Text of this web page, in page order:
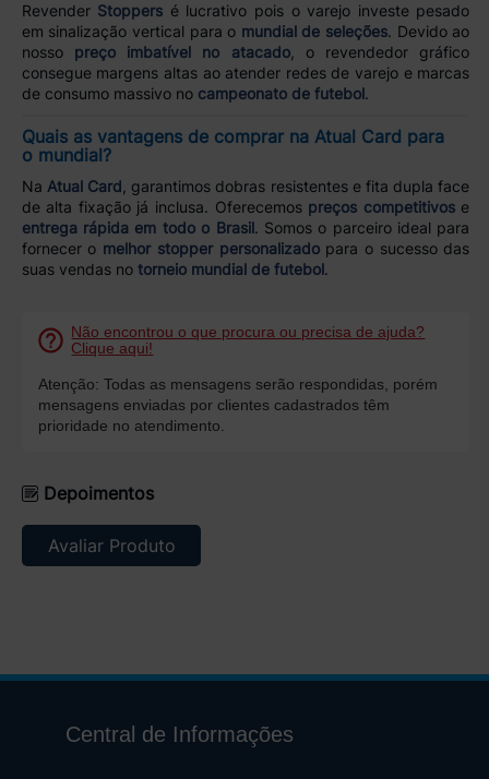
Revender Stoppers é lucrativo pois o varejo investe pesado
em sinalização vertical para o mundial de seleções. Devido ao
nosso preço imbatível no atacado, o revendedor gráfico
consegue margens altas ao atender redes de varejo e marcas
de consumo massivo no campeonato de futebol.
Quais as vantagens de comprar na Atual Card para
o mundial?
Na Atual Card , garantimos dobras resistentes e fita dupla face
de alta fixação já inclusa. Oferecemos preços competitivose
entrega rápida em todo o Brasil. Somos o parceiro ideal para
fornecer o melhor stopper personalizadopara o sucesso das
suas vendas no torneio mundial de futebol.
Não encontrou o que procura ou precisa de ajuda?
Clique aqui!
Atenção: Todas as mensagens serão respondidas, porém
mensagens enviadas por clientes cadastrados têm
prioridade no atendimento.
Depoimentos
Avaliar Produto
Central de Informações